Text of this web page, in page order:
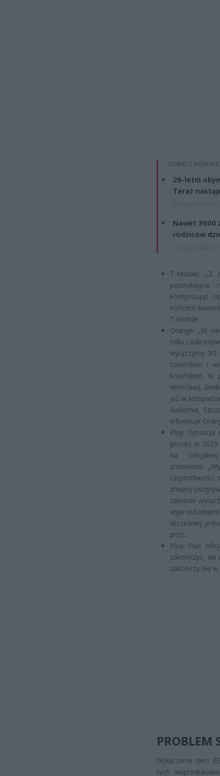
ZOBACZ
26-letni
Teraz
Nawet 3600
rodziców
T-Mobile: „Z
pozwalające
kontynuując
końcem
T-mobile.
Orange: „W
roku i
wyłączymy
toruńskim i
konińskim. W
Wrocław),
już w
Radomia,
informuje
Play:
proces w
na
zmieniona.
częstotliwości
zmiany
zakresie
Wcześniej
proc.
Plus: Plus
zakończyć, ale
zakończy się
PROBLEM
Wyłączenie sieci
tych